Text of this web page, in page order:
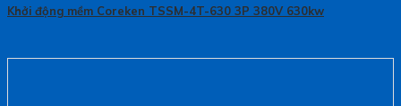
Khởi động mềm Coreken TSSM-4T-630 3P 380V 630kw